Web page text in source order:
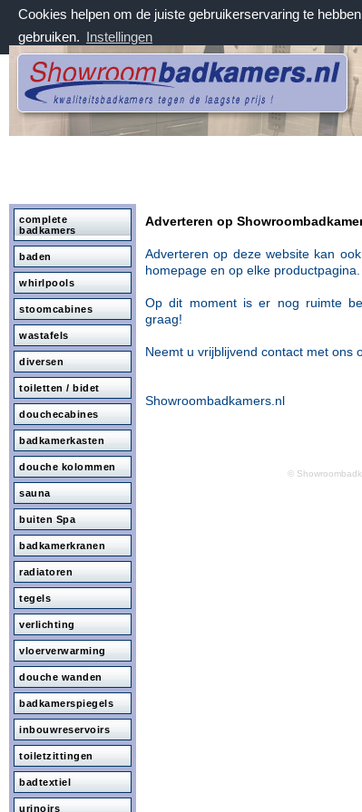
Cookies helpen om de juiste gebruikerservaring te
gebruiken. Instellingen
donderdag 6 augustus 2026, 06:17 uur
Welkom bij Showroombadkamers.nl
complete
badkamers
baden
whirlpools
stoomcabines
wastafels
diversen
toiletten / bidet
douchecabines
badkamerkasten
douche kolommen
sauna
buiten Spa
badkamerkranen
radiatoren
tegels
verlichting
vloerverwarming
douche wanden
badkamerspiegels
inbouwreservoirs
toiletzittingen
badtextiel
urinoirs
Adverteren op
Adverteren op deze website kan
homepage en op elke productpagina.
Op dit moment is er nog ruimte
graag!
Neemt u vrijblijvend contact met ons
Showroombadkamers.nl
©